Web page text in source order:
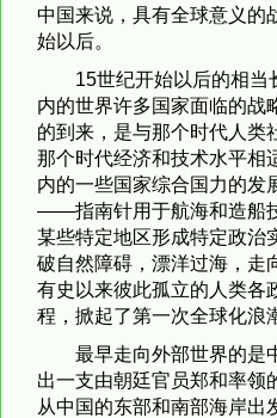
中国来说，具有全球意义的
始以后。
15世纪开始以后的相当
内的世界许多国家面临的战
的到来，是与那个时代人类
那个时代经济和技术水平相
内的一些国家综合国力的发
——指南针用于航海和造船
某些特定地区形成特定政治
破自然障碍，漂洋过海，走
有史以来彼此孤立的人类各
程，掀起了第一次全球化浪
最早走向外部世界的是
出一支由朝廷官员郑和率领
从中国的东部和南部海岸出